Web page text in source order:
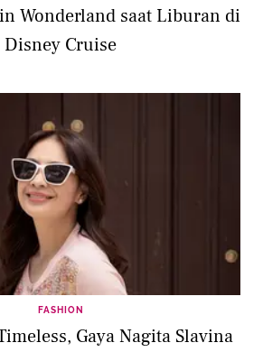
Wonderland saat Liburan di
Disney Cruise
FASHION
Gaya Nagita Slavina